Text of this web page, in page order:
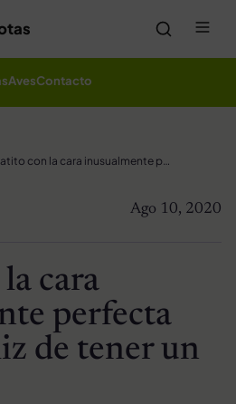
AvesContacto
Gatito con la cara inusualmente perfecta está tan feliz de tener un hogar
Ago 10, 2020
cara
perfecta
de tener un